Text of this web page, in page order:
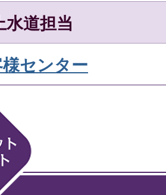
水道担当
センター